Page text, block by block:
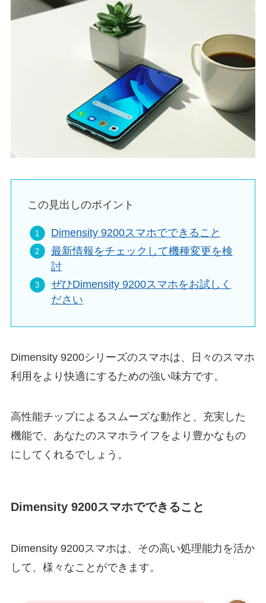
この見出しのポイント
Dimensity 9200スマホでできること
最新情報をチェックして機種変更を検
討
ぜひDimensity 9200スマホをお試しく
ださい
Dimensity 9200シリーズのスマホは、日々のスマホ
利用をより快適にするための強い味方です。
高性能チップによるスムーズな動作と、充実した
機能で、あなたのスマホライフをより豊かなもの
にしてくれるでしょう。
Dimensity 9200スマホでできること
Dimensity 9200スマホは、その高い処理能力を活か
して、様々なことができます。